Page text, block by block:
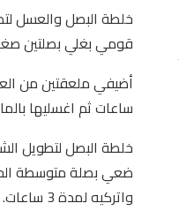
خلطة البصل والعسل
قومي بغلي بصلتين
ساعات ثم اغسليها
خلطة البصل لتطويل
ضعي بصلة متوسطة
واتركيه لمدة 3 ساعات. كرري هذه الخلطة مرتين في الاسبوع.